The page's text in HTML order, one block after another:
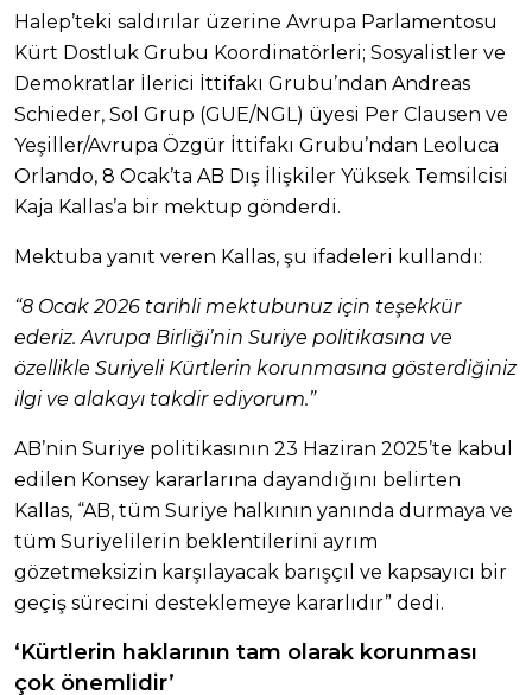
Halep’teki saldırılar üzerine Avrupa Parlamentosu
Kürt Dostluk Grubu Koordinatörleri; Sosyalistler ve
Demokratlar İlerici İttifakı Grubu’ndan Andreas
Schieder, Sol Grup (GUE/NGL) üyesi Per Clausen ve
Yeşiller/Avrupa Özgür İttifakı Grubu’ndan Leoluca
Orlando, 8 Ocak’ta AB Dış İlişkiler Yüksek Temsilcisi
Kaja Kallas’a bir mektup gönderdi.
Mektuba yanıt veren Kallas, şu ifadeleri kullandı:
“8 Ocak 2026 tarihli mektubunuz için teşekkür
ederiz. Avrupa Birliği’nin Suriye politikasına ve
özellikle Suriyeli Kürtlerin korunmasına gösterdiğiniz
ilgi ve alakayı takdir ediyorum.”
AB’nin Suriye politikasının 23 Haziran 2025’te kabul
edilen Konsey kararlarına dayandığını belirten
Kallas, “AB, tüm Suriye halkının yanında durmaya ve
tüm Suriyelilerin beklentilerini ayrım
gözetmeksizin karşılayacak barışçıl ve kapsayıcı bir
geçiş sürecini desteklemeye kararlıdır” dedi.
‘Kürtlerin haklarının tam olarak korunması
çok önemlidir’